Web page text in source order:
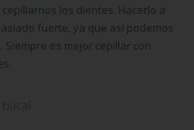
los dientes. Hacerlo a
fuerte, ya que así podemos
es mejor cepillar con